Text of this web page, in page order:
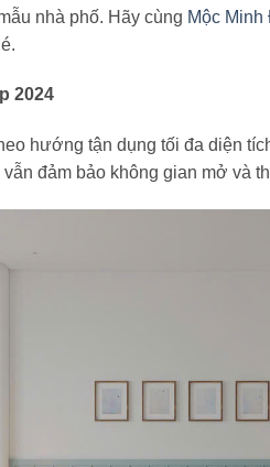
nhà phố. Hãy cùng Mộc
2024
hướng tận dụng tối đa diện
đảm bảo không gian mở và